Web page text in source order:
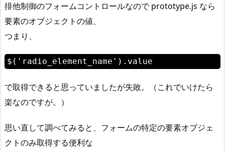
排他制御のフォームコントロールなので prototype.js なら
要素のオブジェクトの値、
つまり、
$('radio_element_name').value
で取得できると思っていましたが失敗。（これでいけたら
楽なのですが。）
思い直して調べてみると、フォームの特定の要素オブジェ
クトのみ取得する便利な